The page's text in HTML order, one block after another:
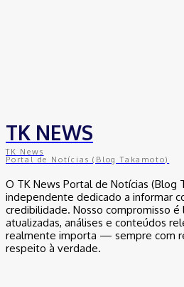
TK NEWS
TK News
Portal de Notícias (Blog Takamoto)
O TK News Portal de Notícias (Blog
independente dedicado a informar
credibilidade. Nosso compromisso
atualizadas, análises e conteúdos
realmente importa — sempre com
respeito à verdade.